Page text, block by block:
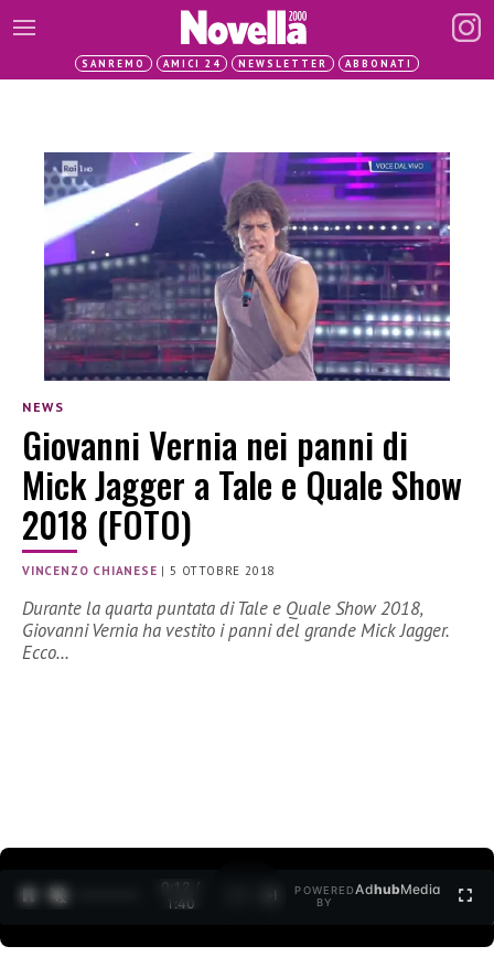
SANREMO AMICI 24 NEWSLETTER ABBONATI
NEWS
Giovanni Vernia nei panni di
Mick Jagger a Tale e Quale Show
2018 (FOTO)
VINCENZO CHIANESE |5 OTTOBRE 2018
Durante la quarta puntata di Tale e Quale Show 2018,
Giovanni Vernia ha vestito i panni del grande Mick Jagger.
Ecco…
0:12 /
1:40
POWERED
BY
AdhubMedia